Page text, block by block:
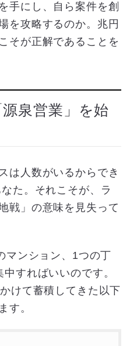
手にし、自ら案件を創
を攻略するのか。兆円
そが正解であることを
泉営業」を始
は人数がいるからでき
た。それこそが、ラ
戦」の意味を見失って
マンション、1つの丁
すればいいのです。
けて蓄積してきた以下
す。